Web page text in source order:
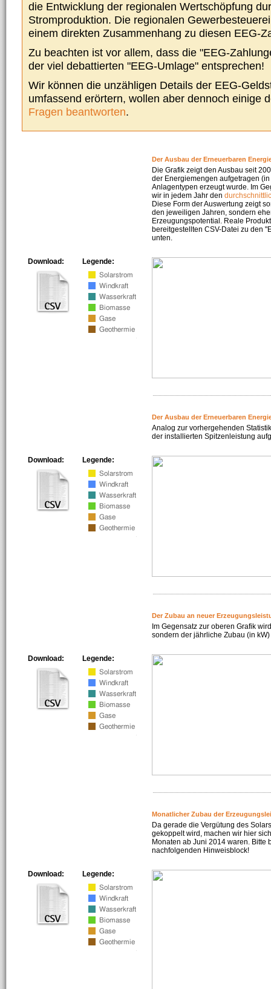
die Entwicklung der regionalen Wertschöpfung
Stromproduktion. Die regionalen
einem direkten Zusammenhang zu diesen EEG-
Zu beachten ist vor allem, dass die "EEG-
der viel debattierten "EEG-Umlage" entsprechen!
Wir können die unzähligen Details der EEG-
umfassend erörtern, wollen aber dennoch einige
Fragen beantworten.
Der Ausbau der Erneuerbaren
Die Grafik zeigt den Ausbau seit
der Energiemengen aufgetragen
Anlagentypen erzeugt wurde. Im
wir in jedem Jahr den
Diese Form der Auswertung zeigt
den jeweiligen Jahren, sondern
Erzeugungspotential. Reale
bereitgestellten CSV-Datei zu den
unten.
Legende:
Download:
Der Ausbau der Erneuerbaren
Analog zur vorhergehenden
der installierten Spitzenleistung
Legende:
Download:
Der Zubau an neuer
Im Gegensatz zur oberen Grafik
sondern der jährliche Zubau (in
Legende:
Download:
Monatlicher Zubau der
Da gerade die Vergütung des
gekoppelt wird, machen wir hier
Monaten ab Juni 2014 waren. Bitte
nachfolgenden Hinweisblock!
Legende:
Download: